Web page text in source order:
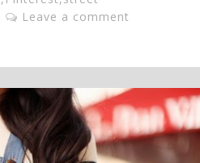
Leave a comment